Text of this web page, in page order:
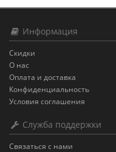
Информация
Скидки
О нас
Оплата и доставка
Конфиденциальность
Условия соглашения
Служба поддержки
Связаться с нами